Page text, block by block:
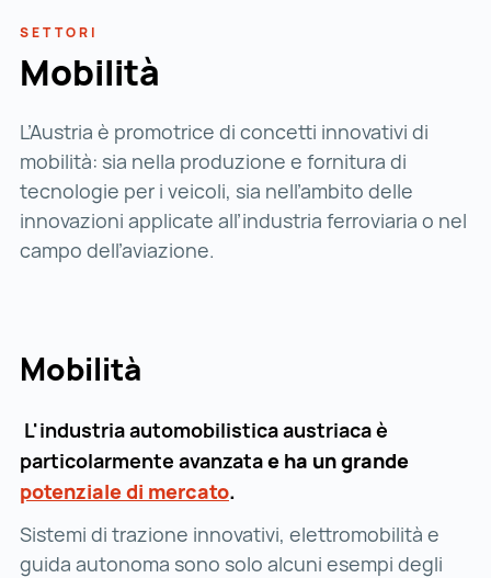
SETTORI
Mobilità
L’Austria è promotrice di concetti innovativi di
mobilità: sia nella produzione e fornitura di
tecnologie per i veicoli, sia nell’ambito delle
innovazioni applicate all’industria ferroviaria o nel
campo dell’aviazione.
Mobilità
L'industria automobilistica austriaca è
particolarmente avanzatae ha un grande
potenziale di mercatopotenziale di mercato ()
.
Sistemi di trazione innovativi, elettromobilità e
guida autonoma sono solo alcuni esempi degli